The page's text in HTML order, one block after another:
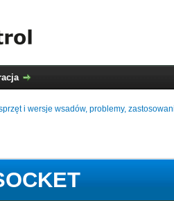
i wersje wsadów, problemy,